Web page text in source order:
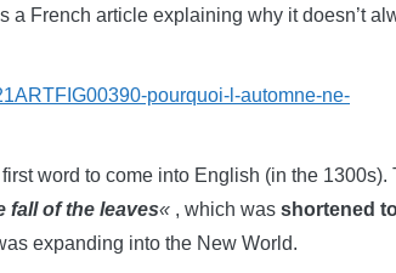
a French article explaining why it doesn’t
pourquoi-l-automne-ne-
word to come into English (in the 1300s).
fall of the leaves« , which was shortened
expanding into the New World.